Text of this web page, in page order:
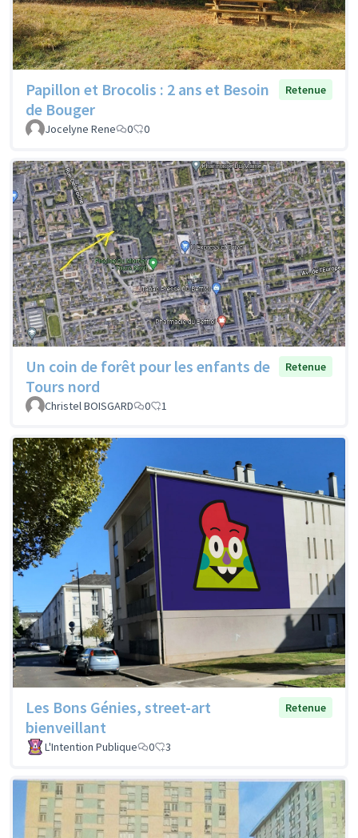
Papillon et Brocolis : 2 ans et Besoin
de Bouger
Retenue
Jocelyne Rene 0 0
Un coin de forêt pour les enfants de
Tours nord
Retenue
Christel BOISGARD 0 1
Les Bons Génies, street-art
bienveillant
Retenue
L'Intention Publique 0 3